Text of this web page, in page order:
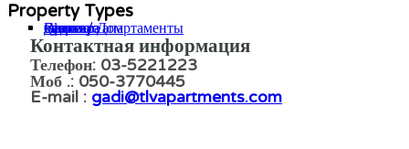
Property Types
Вилла / Дом
дуплекс
квартира
офис
пентхауз
Садовые апартаменты
Контактная информация
Телефон: 03-5221223
Моб .: 050-3770445
E-mail : gadi@tlvapartments.com